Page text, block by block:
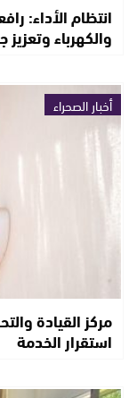
انتظام الأداء:
والكهرباء
أخبار الصحراء
مركز القيادة
استقرار الخدمة